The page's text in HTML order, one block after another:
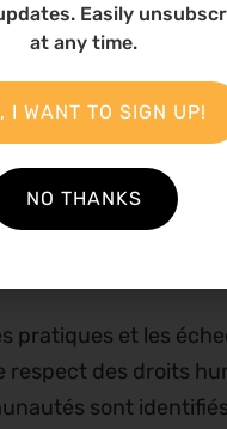
le développement
et les
identifiés ;
renouvelables est
impact sur les
pratiques et les
respect des droits
sont
Easily
at any time.
I WANT TO SIGN UP!
NO THANKS